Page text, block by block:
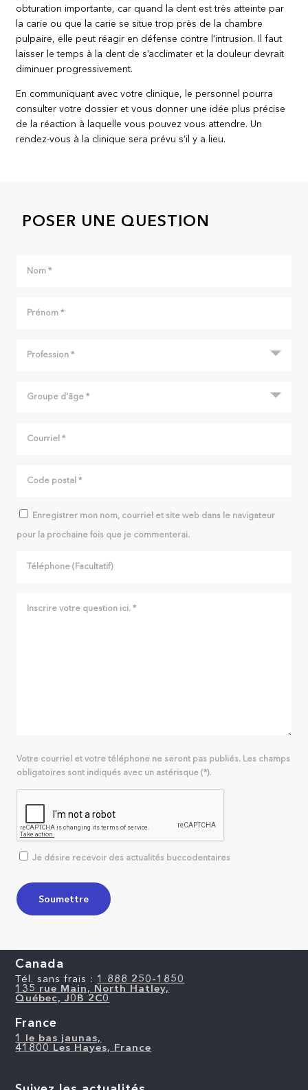
obturation importante, car quand la dent est très atteinte par
la carie ou que la carie se situe trop près de la chambre
pulpaire, elle peut réagir en défense contre l’intrusion. Il faut
laisser le temps à la dent de s’acclimater et la douleur devrait
diminuer progressivement.
En communiquant avec votre clinique, le personnel pourra
consulter votre dossier et vous donner une idée plus précise
de la réaction à laquelle vous pouvez vous attendre. Un
rendez-vous à la clinique sera prévu s’il y a lieu.
POSER UNE QUESTION
Enregistrer mon nom, courriel et site web dans le navigateur
pour la prochaine fois que je commenterai.
Votre courriel et votre téléphone ne seront pas publiés. Les champs
obligatoires sont indiqués avec un astérisque (*).
Je désire recevoir des actualités buccodentaires
Canada
Tél. sans frais : 1 888 250-1850
135 rue Main, North Hatley,
Québec, J0B 2C0
France
1 le bas jaunas,
41800 Les Hayes, France